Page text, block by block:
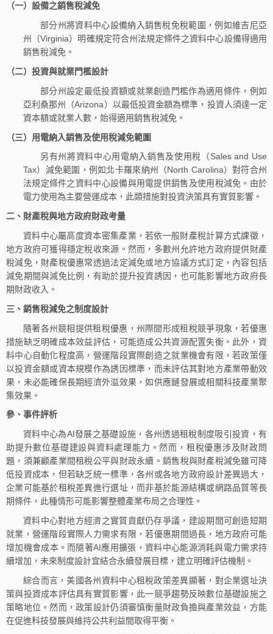
（一）設備之銷售稅減免
部分州將資料中心設備納入銷售稅免稅範圍，例如維吉尼亞
州（Virginia）明確規定符合州法規定條件之資料中心設備得適用
銷售稅減免。
（二）投資與就業門檻設計
部分州設定最低投資額或就業創造門檻作為適用條件，例如
亞利桑那州（Arizona）以最低投資金額為標準，投資人須達一定
資本額或就業人數，始得適用銷售稅減免。
（三）用電納入銷售及使用稅減免範圍
另有州將資料中心用電納入銷售及使用稅（Sales and Use
Tax）減免範圍，例如北卡羅來納州（North Carolina）對符合州
法規定條件之資料中心設備與用電提供銷售及使用稅減免。由於
電力使用為主要營運成本，此類措施對投資決策具有實質影響。
二、 財產稅與地方政府財政考量
資料中心屬高度資本密集產業，若依一般財產稅計算方式課徵，
地方政府可獲得穩定稅收來源。然而，多數州允許地方政府提供財產
稅減免，財產稅優惠常透過法定減免或地方協議方式訂定，內容包括
減免期間與減免比例，有助於提升投資誘因，也可能影響地方政府長
期財政收入。
三、 銷售稅減免之制度設計
隨著各州競相提供租稅優惠，州際間形成租稅競爭現象，若優惠
措施缺乏明確成本效益評估，可能造成公共資源配置失衡。此外，資
料中心自動化程度高，營運階段實際創造之就業機會有限，若政策僅
以投資金額或資本規模作為誘因標準，而未評估其對地方產業帶動效
果，未必能確保長期經濟外溢效果，如供應鏈發展或相關科技產業聚
集效果。
參、 事件評析
資料中心為AI發展之基礎設施，各州透過租稅制度吸引投資，有
助提升數位基礎建設與資料處理能力。然而，租稅優惠涉及財政問
題，須兼顧產業間租稅公平與財政永續。銷售稅與財產稅減免雖可降
低投資成本，但若缺乏統一標準，各州或各地方政府設計差異過大，
企業可能基於租稅差異進行選址，而非基於能源結構或網路品質等長
期條件，此種情形可能影響整體產業布局之合理性。
資料中心對地方經濟之實質貢獻仍存爭議，建設期間可創造短期
就業，營運階段實際人力需求有限，若優惠期間過長，地方政府可能
增加機會成本。而隨著AI應用擴張，資料中心能源消耗與電力需求持
續增加，未來制度設計宜結合永續發展目標，建立明確評估機制。
綜合而言，美國各州資料中心租稅政策差異顯著，對企業選址決
策與投資成本評估具有實質影響，此一競爭趨勢反映數位基礎設施之
策略地位。然而，政策設計仍須審慎衡量財政負擔與產業效益，方能
在促進科技發展與維持公共利益間取得平衡。